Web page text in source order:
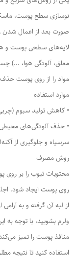
صورت بعد از اعمال
لایه‌های سطحی پوست و
معلق، آلودگی هوا، ...)
مواد را از روی پوست
موارد استفاده
• کاهش تولید سبوم
• حذف آلودگی‌های
سرسیاه و جلوگیری از
روش مصرف
محتویات تیوب را بر
روی پوست ایجاد شود.
از لبه آن گرفته و به
ولرم بشویید، با توجه
منافذ پوست را تمیز
استفاده کنید تا نتیجه